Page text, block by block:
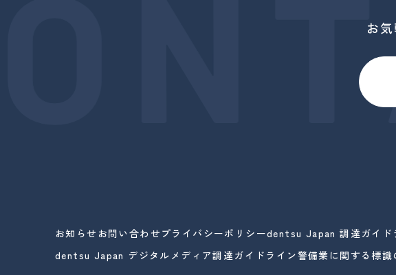
お
お知らせ お問い合わせ プライバシーポリシーdentsu Japan 調達ガイド
dentsu Japan デジタルメディア調達ガイドライン警備業に関する標識